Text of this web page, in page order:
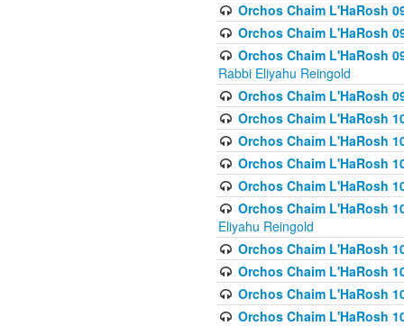
Orchos Chaim L'HaRosh
Orchos Chaim L'HaRosh
Orchos Chaim L'HaRosh
Rabbi Eliyahu Reingold
Orchos Chaim L'HaRosh
Orchos Chaim L'HaRosh
Orchos Chaim L'HaRosh
Orchos Chaim L'HaRosh
Orchos Chaim L'HaRosh
Orchos Chaim L'HaRosh
Eliyahu Reingold
Orchos Chaim L'HaRosh
Orchos Chaim L'HaRosh
Orchos Chaim L'HaRosh
Orchos Chaim L'HaRosh